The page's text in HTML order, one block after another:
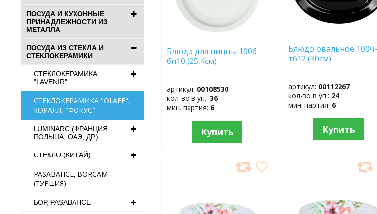
ПОСУДА И КУХОННЫЕ
ПРИНАДЛЕЖНОСТИ ИЗ
МЕТАЛЛА
ПОСУДА ИЗ СТЕКЛА И
СТЕКЛОКЕРАМИКИ
СТЕКЛОКЕРАМИКА
"LAVENIR"
СТЕКЛОКЕРАМИКА "OLAFF",
КОРАЛЛ, "ФОКУС"
LUMINARC (ФРАНЦИЯ,
ПОЛЬША, ОАЭ, ДР.)
СТЕКЛО (КИТАЙ)
PASABAHCE, BORCAM
(ТУРЦИЯ)
БОР, PASABAHCE
Блюдо для пиццы 100б-
бп10 (25,4см)
артикул: 00108530
кол-во в уп.:36
мин. партия: 6
Купить
Блюдо овальное 100ч-
тб12 (30см)
артикул: 00112267
кол-во в уп.: 24
мин. партия: 6
Купить